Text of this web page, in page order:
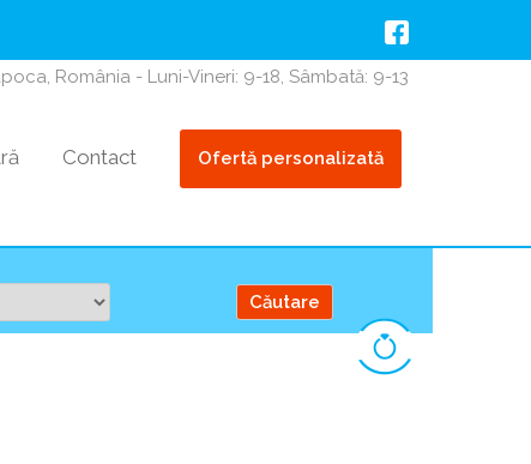
România - Luni-Vineri: 9-18, Sâmbată: 9-13
Contact Ofertă personalizată